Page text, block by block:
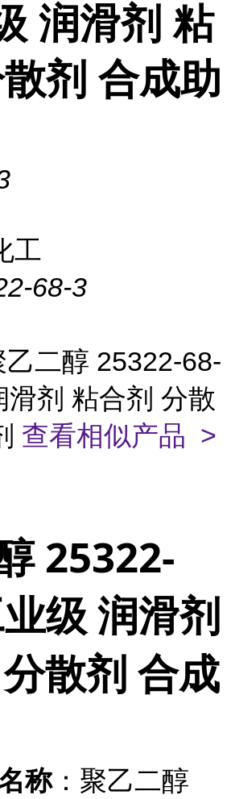
润滑剂 粘
剂 合成助
工
68-3
乙二醇 25322-68-
滑剂 粘合剂 分散
查看相似产品 >
25322-
级 润滑剂
散剂 合成
称：聚乙二醇